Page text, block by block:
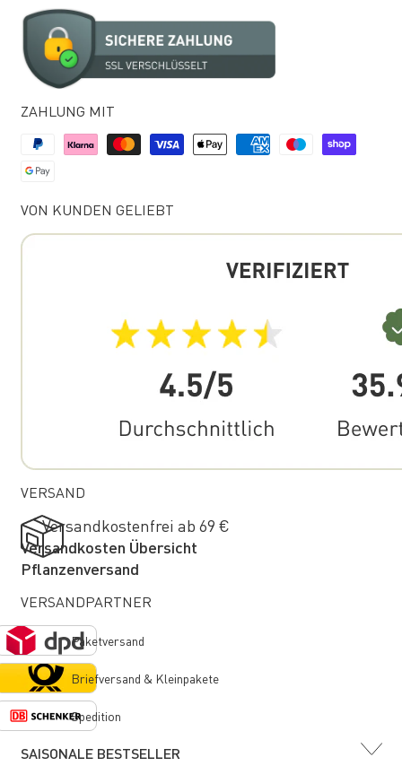
SAISONALE BESTSELLER
VERSAND
Versandkostenfrei ab 69 €
Versandkosten Übersicht
Pflanzenversand
VERSANDPARTNER
Paketversand
Briefversand & Kleinpakete
Spedition
ZAHLUNG MIT
VON KUNDEN GELIEBT